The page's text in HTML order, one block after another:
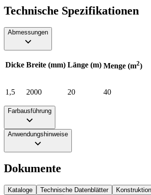
Technische Spezifikationen
Abmessungen
Dicke Breite (mm) Länge (m) Menge (m2)
1,5 2000 20 40
Farbausführung
Anwendungshinweise
Dokumente
Kataloge Technische Datenblätter